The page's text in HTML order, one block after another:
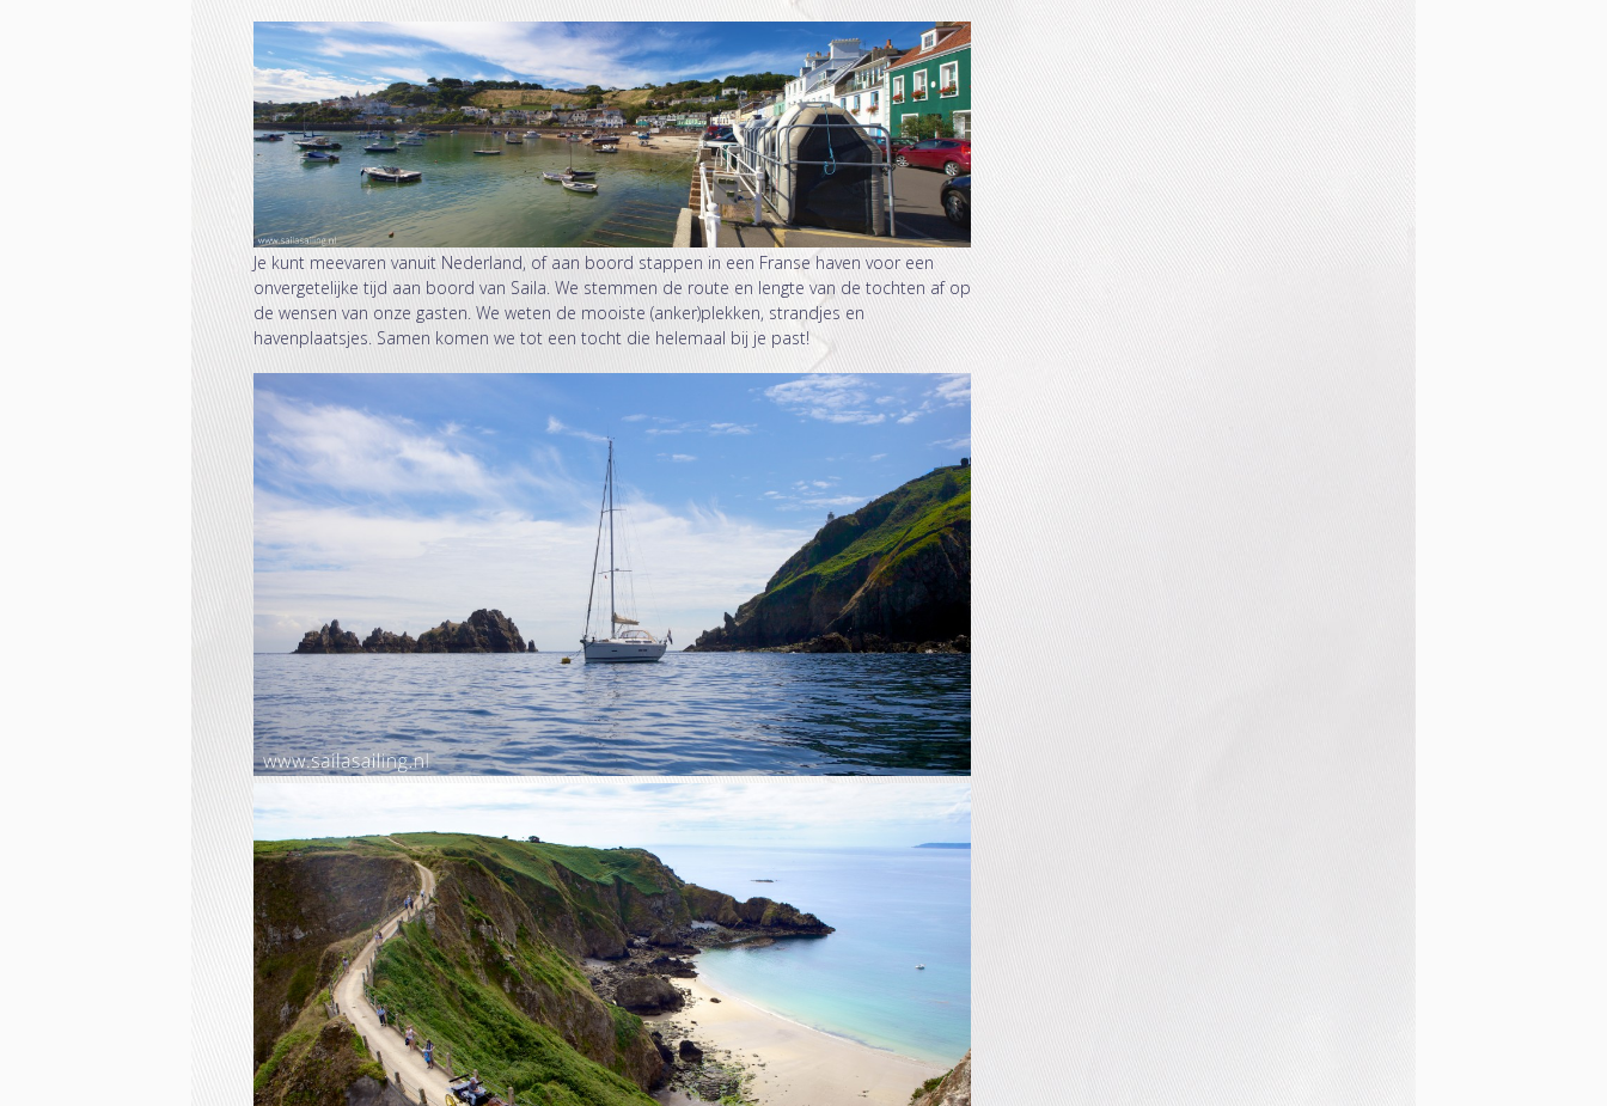
Je kunt meevaren vanuit Nederland, of aan boord stappen in een Franse haven voor een
onvergetelijke tijd aan boord van Saila. We stemmen de route en lengte van de tochten af op
de wensen van onze gasten. We weten de mooiste (anker)plekken, strandjes en
havenplaatsjes. Samen komen we tot een tocht die helemaal bij je past!